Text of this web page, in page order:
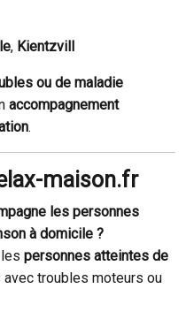
, Kientzvill
ou de maladie
accompagnement
.
maison.fr
les personnes
à domicile ?
personnes atteintes de
avec troubles moteurs ou